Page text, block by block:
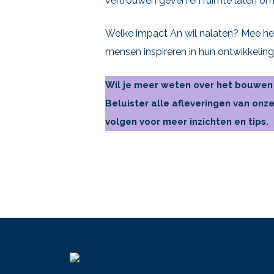
Welke impact An wil nalaten? Mee
mensen inspireren in hun
Wil je meer weten over het
Beluister alle afleveringen van
volgen voor meer inzichten en tips.